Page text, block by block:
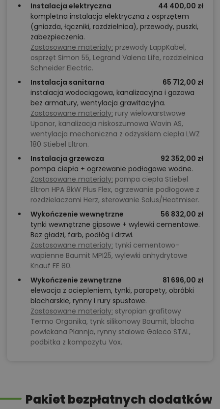
Instalacja elektryczna
44 400,00 zł
kompletna instalacja elektryczna z osprzętem
(gniazda, łączniki, rozdzielnica), przewody, puszki,
zabezpieczenia.
Zastosowane materiały: przewody LappKabel,
osprzęt Simon 55, Legrand Valena Life, rozdzielnica
Schneider Electric.
Instalacja sanitarna
65 712,00 zł
instalacja wodociągowa, kanalizacyjna i gazowa
bez armatury, wentylacja grawitacyjna.
Zastosowane materiały: rury wielowarstwowe
Uponor, kanalizacja niskoszumowa Wavin AS,
wentylacja mechaniczna z odzyskiem ciepła LWZ
180 Stiebel Eltron.
Instalacja grzewcza
92 352,00 zł
pompa ciepła + ogrzewanie podłogowe wodne.
Zastosowane materiały: pompa ciepła Stiebel
Eltron HPA 8kW Plus Flex, ogrzewanie podłogowe z
rozdzielaczami Herz, sterowanie Salus/Heatmiser.
Wykończenie wewnętrzne
56 832,00 zł
tynki wewnętrzne gipsowe + wylewki cementowe.
Bez gładzi, farb, podłóg i drzwi.
Zastosowane materiały: tynki cementowo-
wapienne Baumit MPI25, wylewki anhydrytowe
Knauf FE 80.
Wykończenie zewnętrzne
81 696,00 zł
elewacja z ociepleniem, tynki, parapety, obróbki
blacharskie, rynny i rury spustowe.
Zastosowane materiały: styropian grafitowy
Termo Organika, tynk silikonowy Baumit, blacha
powlekana Plannja, rynny stalowe Galeco STAL,
podbitka z kompozytu Vox.
Pakiet bezpłatnych dodatków